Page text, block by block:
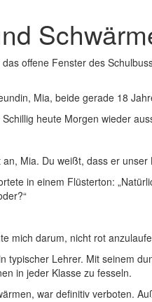
offene Fenster des
Mia, beide gerade 18
heute Morgen wieder
Mia. Du weißt, dass er
in einem Flüsterton:
mich darum, nicht rot
typischer Lehrer. Mit seinem
in jeder Klasse zu fesseln.
war definitiv verboten.